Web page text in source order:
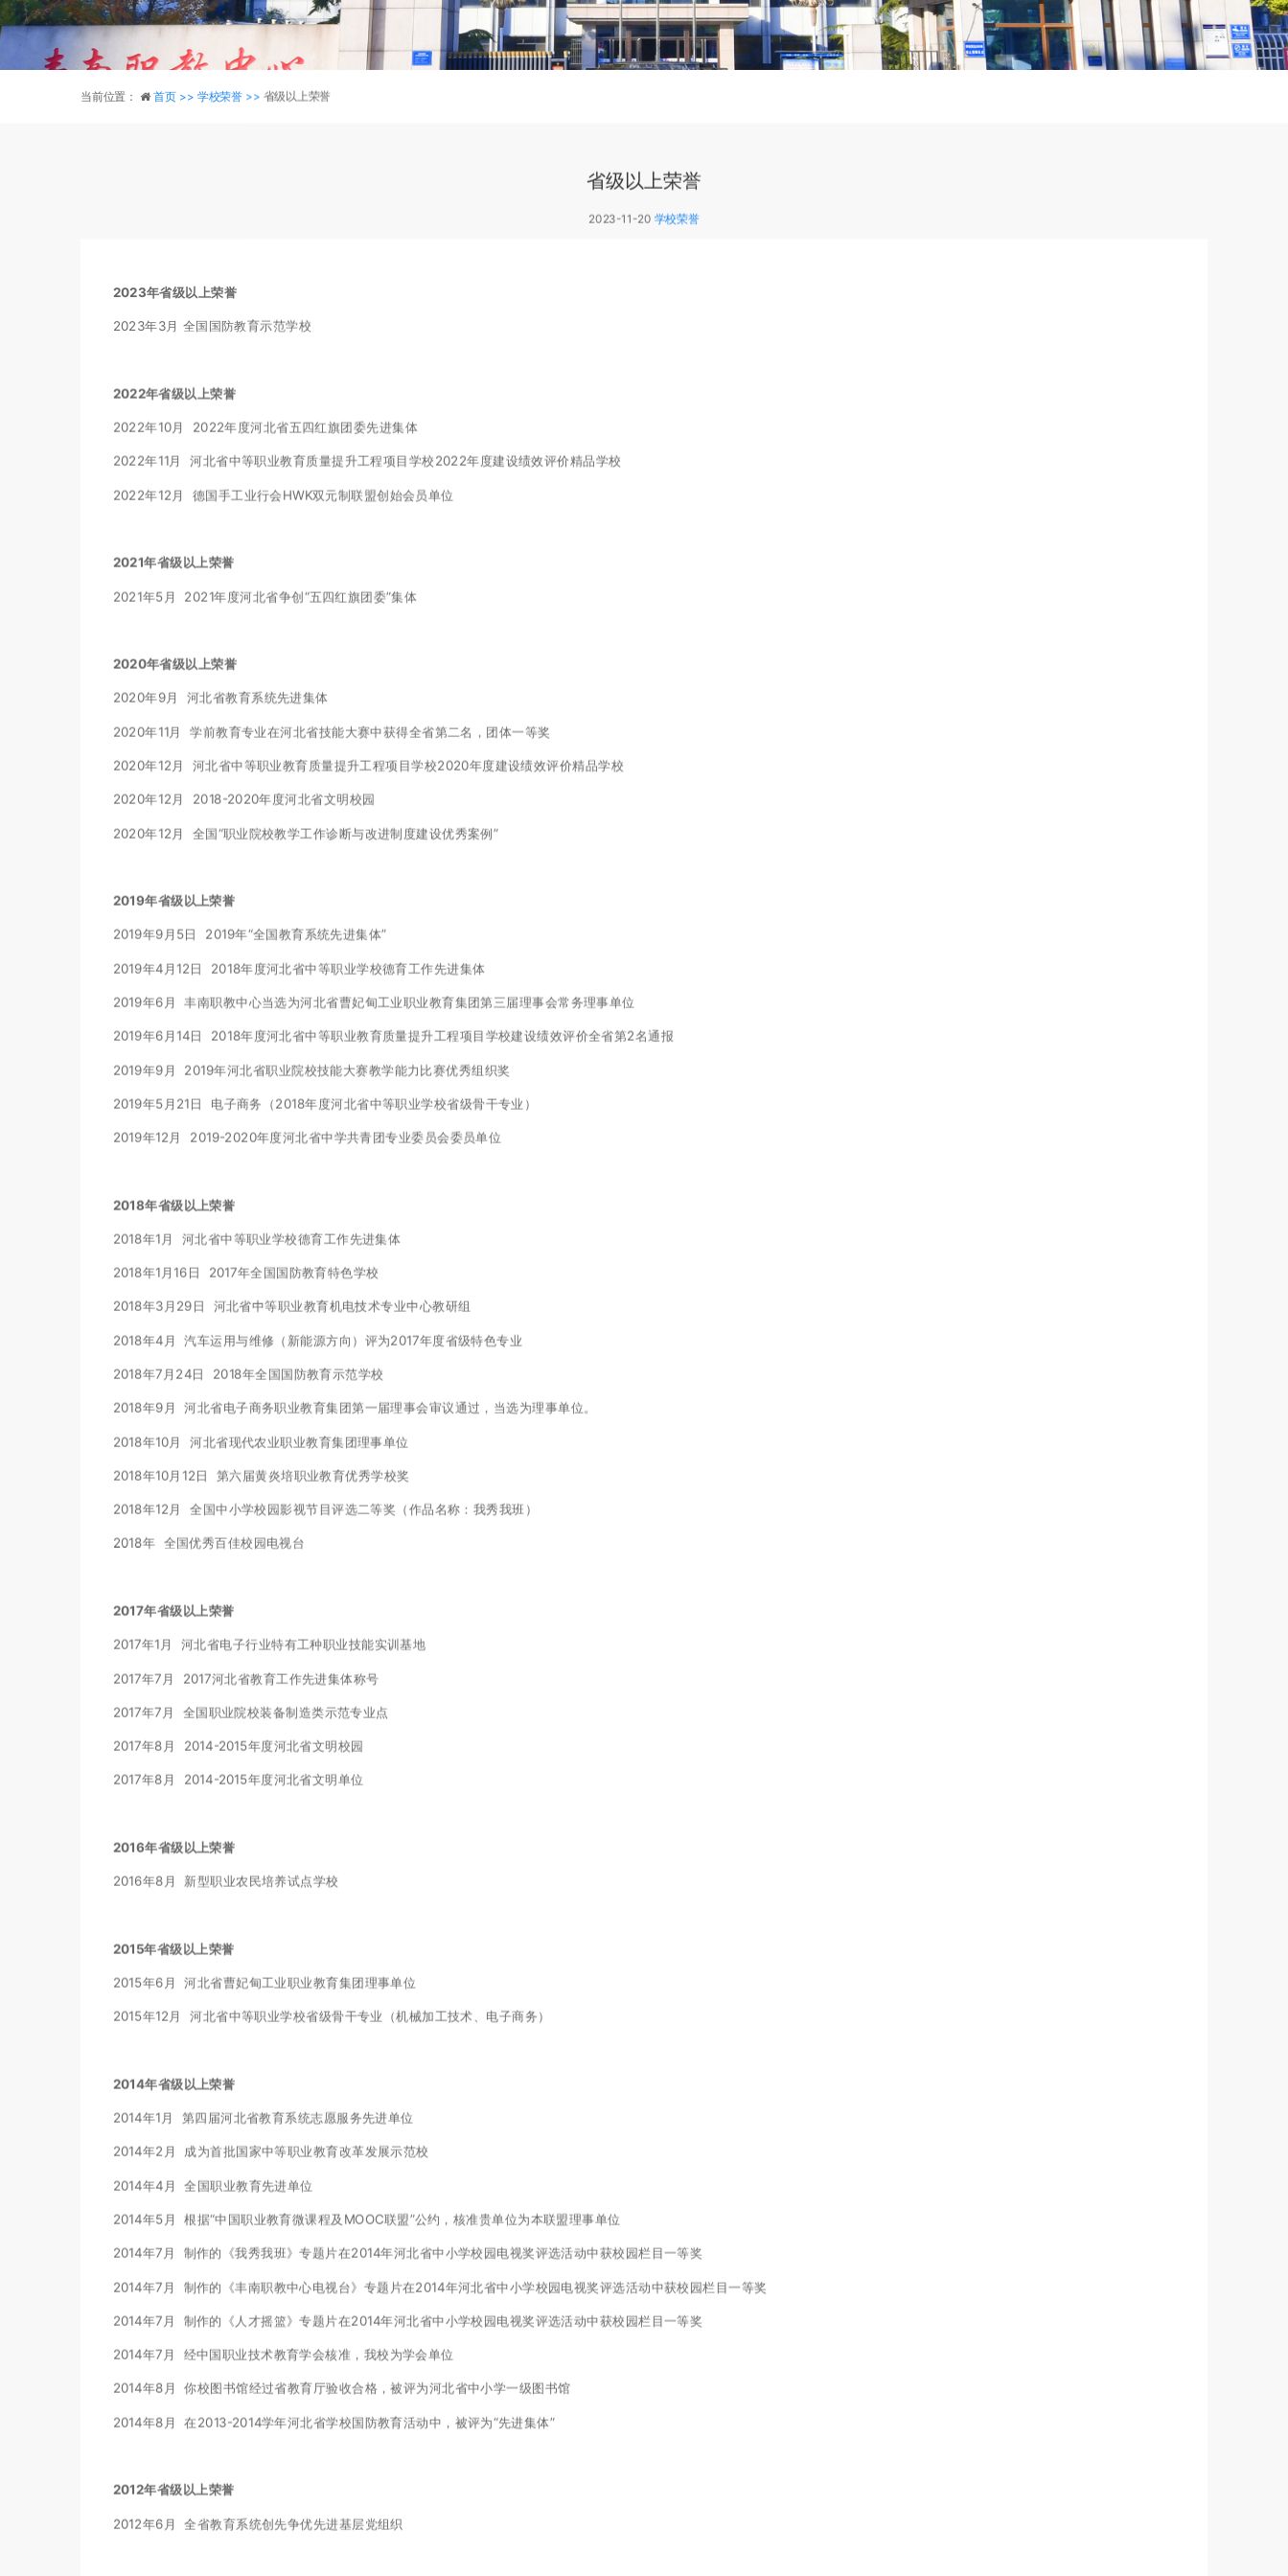
当前位置： 首页 >> 学校荣誉 >> 省级以上荣誉
省级以上荣誉
2023-11-20 学校荣誉
2023年省级以上荣誉
2023年3月 全国国防教育示范学校
2022年省级以上荣誉
2022年10月 2022年度河北省五四红旗团委先进集体
2022年11月 河北省中等职业教育质量提升工程项目学校2022年度建设绩效评价精品学校
2022年12月 德国手工业行会HWK双元制联盟创始会员单位
2021年省级以上荣誉
2021年5月 2021年度河北省争创“五四红旗团委”集体
2020年省级以上荣誉
2020年9月 河北省教育系统先进集体
2020年11月 学前教育专业在河北省技能大赛中获得全省第二名，团体一等奖
2020年12月 河北省中等职业教育质量提升工程项目学校2020年度建设绩效评价精品学校
2020年12月 2018-2020年度河北省文明校园
2020年12月 全国“职业院校教学工作诊断与改进制度建设优秀案例”
2019年省级以上荣誉
2019年9月5日 2019年“全国教育系统先进集体”
2019年4月12日 2018年度河北省中等职业学校德育工作先进集体
2019年6月 丰南职教中心当选为河北省曹妃甸工业职业教育集团第三届理事会常务理事单位
2019年6月14日 2018年度河北省中等职业教育质量提升工程项目学校建设绩效评价全省第2名通报
2019年9月 2019年河北省职业院校技能大赛教学能力比赛优秀组织奖
2019年5月21日 电子商务（2018年度河北省中等职业学校省级骨干专业）
2019年12月 2019-2020年度河北省中学共青团专业委员会委员单位
2018年省级以上荣誉
2018年1月 河北省中等职业学校德育工作先进集体
2018年1月16日 2017年全国国防教育特色学校
2018年3月29日 河北省中等职业教育机电技术专业中心教研组
2018年4月 汽车运用与维修（新能源方向）评为2017年度省级特色专业
2018年7月24日 2018年全国国防教育示范学校
2018年9月 河北省电子商务职业教育集团第一届理事会审议通过，当选为理事单位。
2018年10月 河北省现代农业职业教育集团理事单位
2018年10月12日 第六届黄炎培职业教育优秀学校奖
2018年12月 全国中小学校园影视节目评选二等奖（作品名称：我秀我班）
2018年 全国优秀百佳校园电视台
2017年省级以上荣誉
2017年1月 河北省电子行业特有工种职业技能实训基地
2017年7月 2017河北省教育工作先进集体称号
2017年7月 全国职业院校装备制造类示范专业点
2017年8月 2014-2015年度河北省文明校园
2017年8月 2014-2015年度河北省文明单位
2016年省级以上荣誉
2016年8月 新型职业农民培养试点学校
2015年省级以上荣誉
2015年6月 河北省曹妃甸工业职业教育集团理事单位
2015年12月 河北省中等职业学校省级骨干专业（机械加工技术、电子商务）
2014年省级以上荣誉
2014年1月 第四届河北省教育系统志愿服务先进单位
2014年2月 成为首批国家中等职业教育改革发展示范校
2014年4月 全国职业教育先进单位
2014年5月 根据“中国职业教育微课程及MOOC联盟”公约，核准贵单位为本联盟理事单位
2014年7月 制作的《我秀我班》专题片在2014年河北省中小学校园电视奖评选活动中获校园栏目一等奖
2014年7月 制作的《丰南职教中心电视台》专题片在2014年河北省中小学校园电视奖评选活动中获校园栏目一等奖
2014年7月 制作的《人才摇篮》专题片在2014年河北省中小学校园电视奖评选活动中获校园栏目一等奖
2014年7月 经中国职业技术教育学会核准，我校为学会单位
2014年8月 你校图书馆经过省教育厅验收合格，被评为河北省中小学一级图书馆
2014年8月 在2013-2014学年河北省学校国防教育活动中，被评为“先进集体”
2012年省级以上荣誉
2012年6月 全省教育系统创先争优先进基层党组织